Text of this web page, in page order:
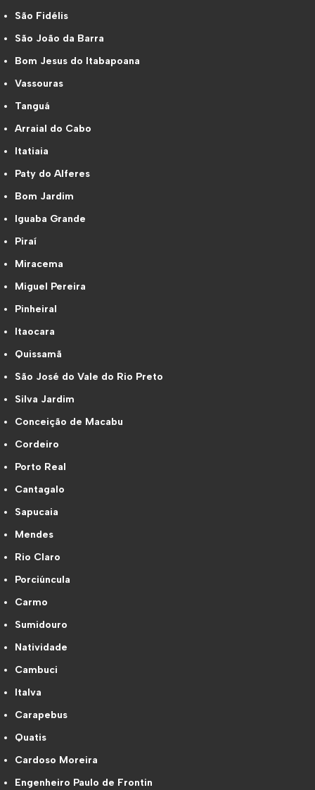
São Fidélis
São João da Barra
Bom Jesus do Itabapoana
Vassouras
Tanguá
Arraial do Cabo
Itatiaia
Paty do Alferes
Bom Jardim
Iguaba Grande
Piraí
Miracema
Miguel Pereira
Pinheiral
Itaocara
Quissamã
São José do Vale do Rio Preto
Silva Jardim
Conceição de Macabu
Cordeiro
Porto Real
Cantagalo
Sapucaia
Mendes
Rio Claro
Porciúncula
Carmo
Sumidouro
Natividade
Cambuci
Italva
Carapebus
Quatis
Cardoso Moreira
Engenheiro Paulo de Frontin